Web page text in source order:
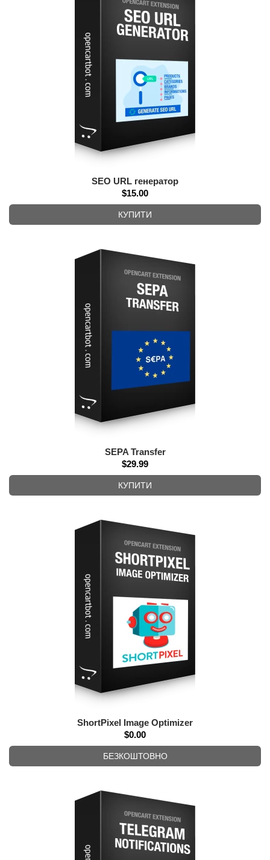
SEO URL генератор
$15.00
КУПИТИ
SEPA Transfer
$29.99
КУПИТИ
ShortPixel Image Optimizer
$0.00
БЕЗКОШТОВНО